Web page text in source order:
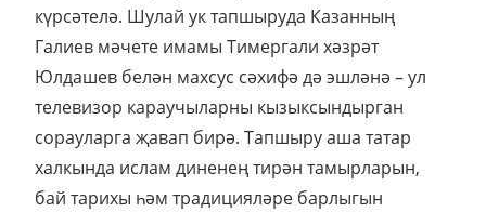
күрсәтелә. Шулай ук тапшыруда Казанның
Галиев мәчете имамы Тимергали хәзрәт
Юлдашев белән махсус сәхифә дә эшләнә – ул
телевизор караучыларны кызыксындырган
сорауларга җавап бирә. Тапшыру аша татар
халкында ислам диненең тирән тамырларын,
бай тарихы һәм традицияләре барлыгын